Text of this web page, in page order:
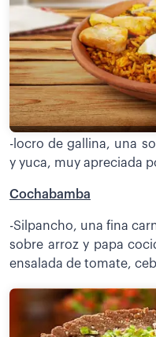
-locro de gallina, una
y yuca, muy apreciada
Cochabamba
-Silpancho, una fina
sobre arroz y papa
ensalada de tomate,